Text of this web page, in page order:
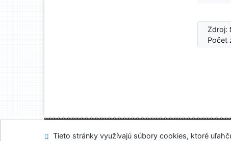
Zdroj:
Počet
Mapa stránok
Tieto stránky využívajú súbory cookies, ktoré